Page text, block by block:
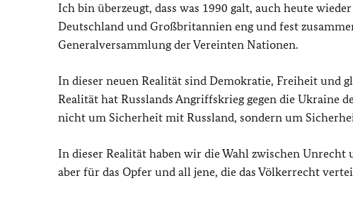
Ich bin überzeugt, dass was 1990 galt, auch heute
Deutschland und Großbritannien eng und fest
Generalversammlung der Vereinten Nationen.
In dieser neuen Realität sind Demokratie, Freiheit und
Realität hat Russlands Angriffskrieg gegen die Ukraine
nicht um Sicherheit mit Russland, sondern um
In dieser Realität haben wir die Wahl zwischen Unrecht
aber für das Opfer und all jene, die das Völkerrecht